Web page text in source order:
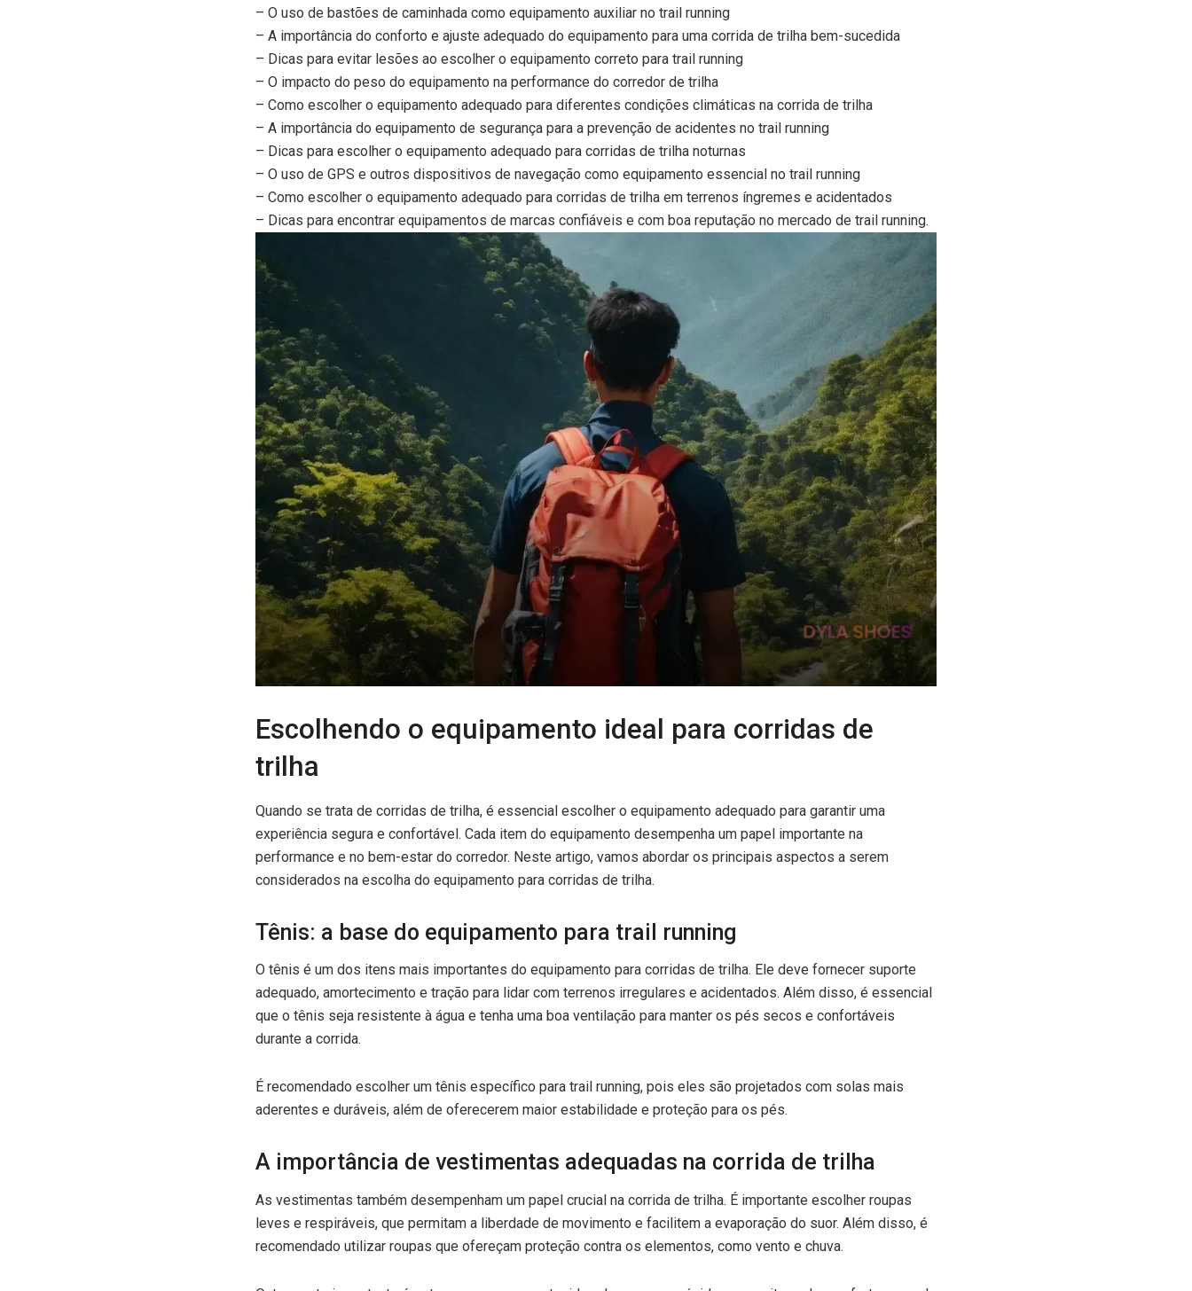
– O uso de bastões de caminhada como equipamento auxiliar no trail running
– A importância do conforto e ajuste adequado do equipamento para uma corrida de trilha bem-sucedida
– Dicas para evitar lesões ao escolher o equipamento correto para trail running
– O impacto do peso do equipamento na performance do corredor de trilha
– Como escolher o equipamento adequado para diferentes condições climáticas na corrida de trilha
– A importância do equipamento de segurança para a prevenção de acidentes no trail running
– Dicas para escolher o equipamento adequado para corridas de trilha noturnas
– O uso de GPS e outros dispositivos de navegação como equipamento essencial no trail running
– Como escolher o equipamento adequado para corridas de trilha em terrenos íngremes e acidentados
– Dicas para encontrar equipamentos de marcas confiáveis e com boa reputação no mercado de trail running.
Escolhendo o equipamento ideal para corridas de
trilha
Quando se trata de corridas de trilha, é essencial escolher o equipamento adequado para garantir uma
experiência segura e confortável. Cada item do equipamento desempenha um papel importante na
performance e no bem-estar do corredor. Neste artigo, vamos abordar os principais aspectos a serem
considerados na escolha do equipamento para corridas de trilha.
Tênis: a base do equipamento para trail running
O tênis é um dos itens mais importantes do equipamento para corridas de trilha. Ele deve fornecer suporte
adequado, amortecimento e tração para lidar com terrenos irregulares e acidentados. Além disso, é essencial
que o tênis seja resistente à água e tenha uma boa ventilação para manter os pés secos e confortáveis
durante a corrida.
É recomendado escolher um tênis específico para trail running, pois eles são projetados com solas mais
aderentes e duráveis, além de oferecerem maior estabilidade e proteção para os pés.
A importância de vestimentas adequadas na corrida de trilha
As vestimentas também desempenham um papel crucial na corrida de trilha. É importante escolher roupas
leves e respiráveis, que permitam a liberdade de movimento e facilitem a evaporação do suor. Além disso, é
recomendado utilizar roupas que ofereçam proteção contra os elementos, como vento e chuva.